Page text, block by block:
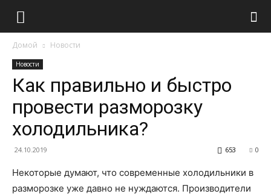
Домой Новости
Новости
Как правильно и быстро
провести разморозку
холодильника?
24.10.2019 0
653
Некоторые думают, что современные холодильники в
разморозке уже давно не нуждаются. Производители